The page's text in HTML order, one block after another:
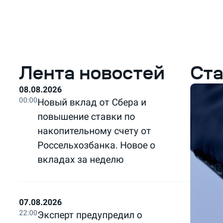
Лента новостей
08.08.2026
00:00Новый вклад от Сбера и
повышение ставки по
накопительному счету от
Россельхозбанка. Новое о
вкладах за неделю
07.08.2026
22:00Эксперт предупредил о